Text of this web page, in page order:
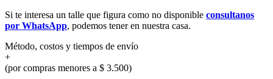
Si te interesa un talle que figura como no disponible consultanos
por WhatsApp, podemos tener en nuestra casa.
Método, costos y tiempos de envío
+
(por compras menores a $ 3.500)